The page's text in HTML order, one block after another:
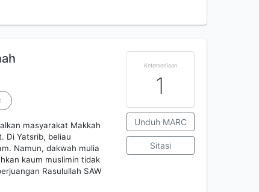
masyarakat Makkah
Di Yatsrib, beliau
Namun, dakwah mulia
kaum muslimin tidak
Rasulullah SAW
Ketersediaan
1
Unduh MARC
Sitasi